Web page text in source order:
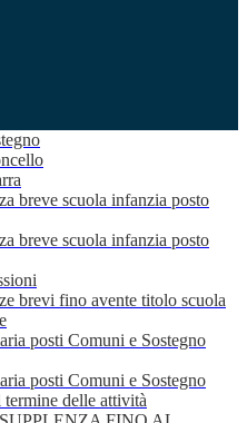
breve scuola infanzia posto
breve scuola infanzia posto
brevi fino avente titolo scuola
posti Comuni e Sostegno
posti Comuni e Sostegno
termine delle attività